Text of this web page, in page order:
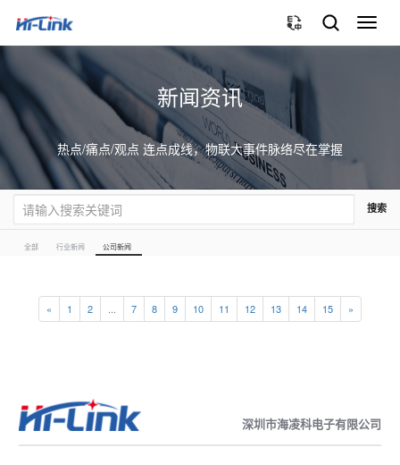
切
换
新闻资讯
热点/痛点/观点 连点成线，物联大事件脉络尽在掌握
搜索
全部 行业新闻 公司新闻
« 1 2 7 8 9 10 11 12 13 14 15 »
深圳市海凌科电子有限公司